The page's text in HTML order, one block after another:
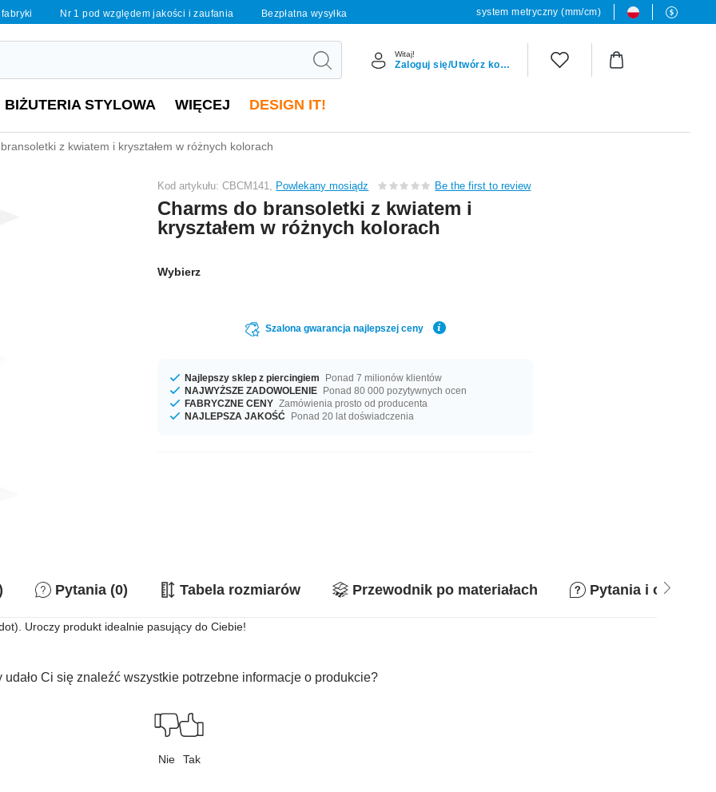
Nr 1 pod względem jakości i zaufania Bezpłatna wysyłka system metryczny (mm/cm)
Witaj!
Zaloguj się/Utwórz konto
BIŻUTERIA STYLOWA WIĘCEJ DESIGN IT!
z kwiatem i kryształem w różnych kolorach
Kod artykułu: CBCM141, Powlekany mosiądz Be the first to review
Charms do bransoletki z kwiatem i
kryształem w różnych kolorach
Wybierz
Szalona gwarancja najlepszej ceny
Najlepszy sklep z piercingiem
Ponad 7 milionów klientów
NAJWYŻSZE ZADOWOLENIE Ponad 80 000 pozytywnych ocen
FABRYCZNE CENY Zamówienia prosto od producenta
NAJLEPSZA JAKOŚĆ Ponad 20 lat doświadczenia
Pytania (0) Tabela rozmiarów Przewodnik po materiałach Pytania i
Uroczy produkt idealnie pasujący do Ciebie!
udało Ci się znaleźć wszystkie potrzebne informacje o produkcie?
Nie Tak